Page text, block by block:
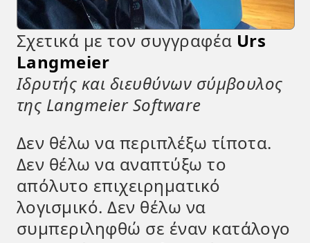
Σχετικά με τον συγγραφέα Urs
Langmeier
Ιδρυτής και διευθύνων σύμβουλος
της Langmeier Software
Δεν θέλω να περιπλέξω τίποτα.
Δεν θέλω να αναπτύξω το
απόλυτο επιχειρηματικό
λογισμικό. Δεν θέλω να
συμπεριληφθώ σε έναν κατάλογο